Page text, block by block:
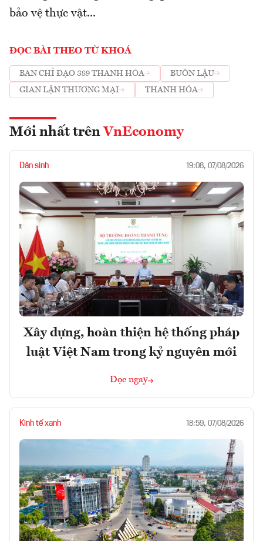
bảo vệ thực vật...
ĐỌC BÀI THEO TỪ KHOÁ
BAN CHỈ ĐẠO 389 THANH HÓA
BUÔN LẬU
GIAN LẬN THƯƠNG MẠI
THANH HÓA
Mới nhất trên VnEconomy
Dân sinh 19:08, 07/08/2026
Xây dựng, hoàn thiện hệ thống pháp
luật Việt Nam trong kỷ nguyên mới
Đọc ngay
Kinh tế xanh 18:59, 07/08/2026